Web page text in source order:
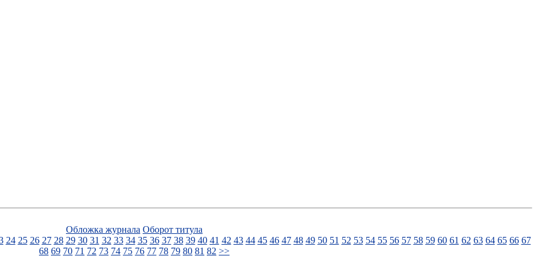
Обложка журнала Оборот титула
24 25 26 27 28 29 30 31 32 33 34 35 36 37 38 39 40 41 42 43 44 45 46 47 48 49 50 51 52 53 54 55 56 57 58 59 60 61 62 63 64 65 66 67
68 69 70 71 72 73 74 75 76 77 78 79 80 81 82 >>